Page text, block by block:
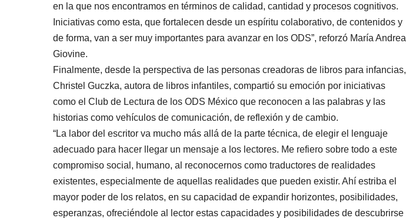
en la que nos encontramos en términos de calidad, cantidad y procesos cognitivos.
Iniciativas como esta, que fortalecen desde un espíritu colaborativo, de contenidos y
de forma, van a ser muy importantes para avanzar en los ODS”, reforzó María Andrea
Giovine.
Finalmente, desde la perspectiva de las personas creadoras de libros para infancias,
Christel Guczka, autora de libros infantiles, compartió su emoción por iniciativas
como el Club de Lectura de los ODS México que reconocen a las palabras y las
historias como vehículos de comunicación, de reflexión y de cambio.
“La labor del escritor va mucho más allá de la parte técnica, de elegir el lenguaje
adecuado para hacer llegar un mensaje a los lectores. Me refiero sobre todo a este
compromiso social, humano, al reconocernos como traductores de realidades
existentes, especialmente de aquellas realidades que pueden existir. Ahí estriba el
mayor poder de los relatos, en su capacidad de expandir horizontes, posibilidades,
esperanzas, ofreciéndole al lector estas capacidades y posibilidades de descubrirse